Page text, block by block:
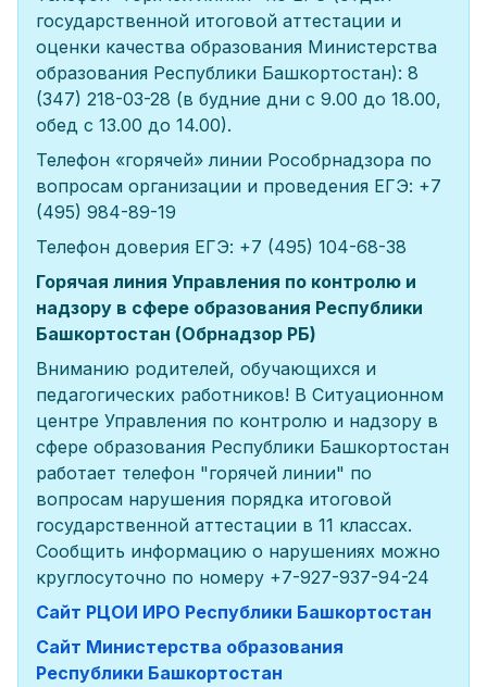
государственной итоговой аттестации и
оценки качества образования Министерства
образования Республики Башкортостан): 8
(347) 218-03-28 (в будние дни с 9.00 до 18.00,
обед с 13.00 до 14.00).
Телефон «горячей» линии Рособрнадзора по
вопросам организации и проведения ЕГЭ: +7
(495) 984-89-19
Телефон доверия ЕГЭ: +7 (495) 104-68-38
Горячая линия Управления по контролю и
надзору в сфере образования Республики
Башкортостан (Обрнадзор РБ)
Вниманию родителей, обучающихся и
педагогических работников! В Ситуационном
центре Управления по контролю и надзору в
сфере образования Республики Башкортостан
работает телефон "горячей линии" по
вопросам нарушения порядка итоговой
государственной аттестации в 11 классах.
Сообщить информацию о нарушениях можно
круглосуточно по номеру +7-927-937-94-24
Сайт РЦОИ ИРО Республики Башкортостан
Сайт Министерства образования
Республики Башкортостан